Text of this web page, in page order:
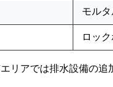
モル
ロッ
リアでは排水設備の